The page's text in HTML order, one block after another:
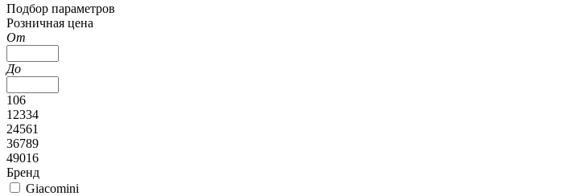
Подбор параметров
Розничная цена
От
До
106
12334
24561
36789
49016
Бренд
Giacomini